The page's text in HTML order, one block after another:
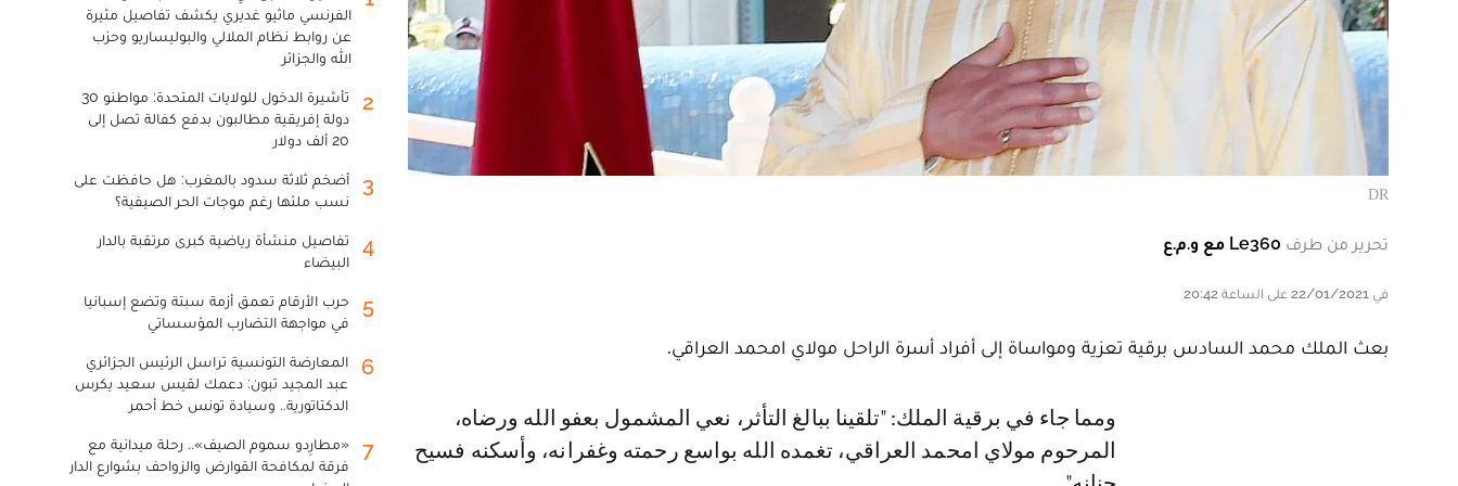
DR
تحرير من طرف Le360 مع و.م.ع
في 22/01/2021 على الساعة 20:42
بعث الملك محمد السادس برقية تعزية ومواساة إلى أفراد أسرة الراحل مولاي امحمد العراقي.
ومما جاء في برقية الملك: "تلقينا ببالغ التأثر، نعي المشمول بعفو الله ورضاه،
المرحوم مولاي امحمد العراقي، تغمده الله بواسع رحمته وغفرانه، وأسكنه فسيح
الفرنسي ماثيو غديري يكشف تفاصيل مثيرة
عن روابط نظام الملالي والبوليساريو وحزب
الله والجزائر
2
تأشيرة الدخول للولايات المتحدة: مواطنو 30
دولة إفريقية مطالبون بدفع كفالة تصل إلى
20 ألف دولار
3
أضخم ثلاثة سدود بالمغرب: هل حافظت على
نسب ملئها رغم موجات الحر الصيفية؟
4
تفاصيل منشأة رياضية كبرى مرتقبة بالدار
البيضاء
5
حرب الأرقام تعمق أزمة سبتة وتضع إسبانيا
في مواجهة التضارب المؤسساتي
6
المعارضة التونسية تراسل الرئيس الجزائري
عبد المجيد تبون: دعمك لقيس سعيد يكرس
الدكتاتورية.. وسيادة تونس خط أحمر
7
«مطارِدو سموم الصيف».. رحلة ميدانية مع
فرقة لمكافحة القوارض والزواحف بشوارع الدار